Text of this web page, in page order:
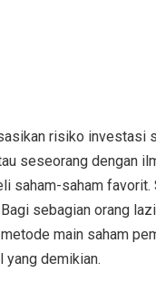
risiko
seseorang dengan
saham-saham
sebagian orang
main saham
yang demikian.